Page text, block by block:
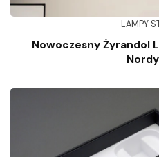
LAMPY
Nowoczesny Żyrandol